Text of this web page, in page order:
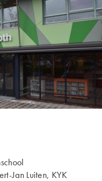
Jan Luiten, KYK